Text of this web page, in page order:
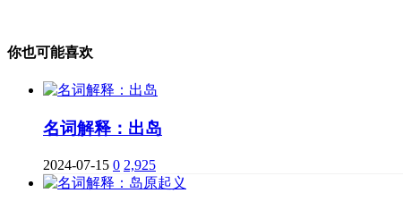
你也可能喜欢
名词解释：出岛
2024-07-15 0 2,925